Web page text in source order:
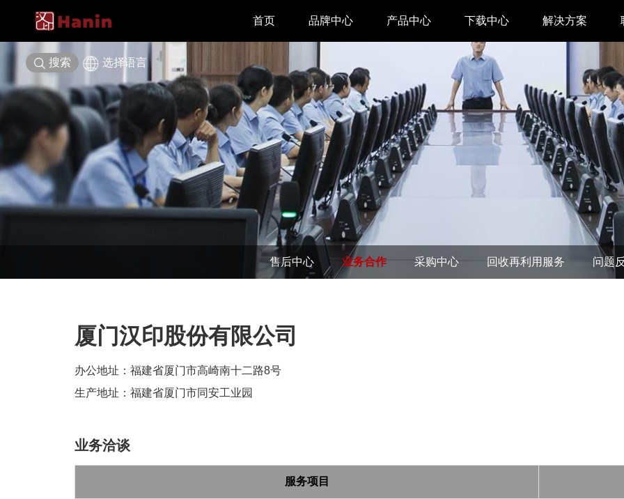
首页 品牌中心 产品中心 下载中心
驱动下载
APP下载
汉印管家
汉码云集
工具下载
解决方案
家用 & SOHO
即时零售
仓储物流
医疗行业
餐饮行业
生产制造
增材制造
搜索 选择语言
售后中心 业务合作 采购中心 回收再利用服务 问题
厦门汉印股份有限公司
办公地址：福建省厦门市高崎南十二路8号
生产地址：福建省厦门市同安工业园
业务洽谈
服务项目